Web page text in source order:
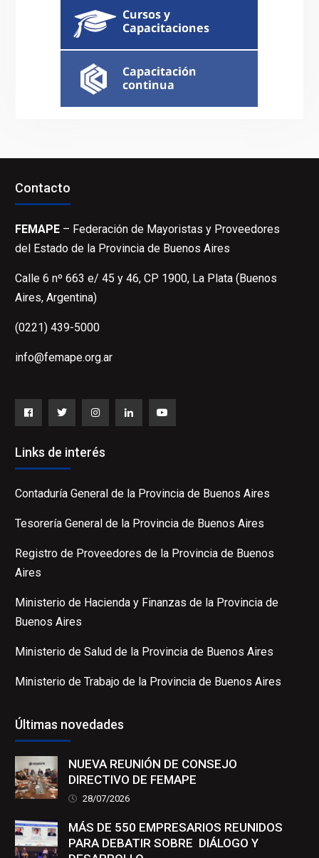
Contacto
FEMAPE – Federación de Mayoristas y Proveedores
del Estado de la Provincia de Buenos Aires
Calle 6 nº 663 e/ 45 y 46, CP 1900, La Plata (Buenos
Aires, Argentina)
(0221) 439-5000
info@femape.org.ar
Links de interés
Contaduría General de la Provincia de Buenos Aires
Tesorería General de la Provincia de Buenos Aires
Registro de Proveedores de la Provincia de Buenos
Aires
Ministerio de Hacienda y Finanzas de la Provincia de
Buenos Aires
Ministerio de Salud de la Provincia de Buenos Aires
Ministerio de Trabajo de la Provincia de Buenos Aires
Últimas novedades
NUEVA REUNIÓN DE CONSEJO
DIRECTIVO DE FEMAPE
28/07/2026
MÁS DE 550 EMPRESARIOS REUNIDOS
PARA DEBATIR SOBRE DIÁLOGO Y